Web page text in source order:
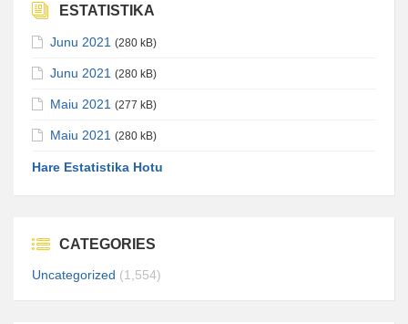
ESTATISTIKA
Junu 2021 (280 kB)
Junu 2021 (280 kB)
Maiu 2021 (277 kB)
Maiu 2021 (280 kB)
Hare Estatistika Hotu
CATEGORIES
Uncategorized (1,554)